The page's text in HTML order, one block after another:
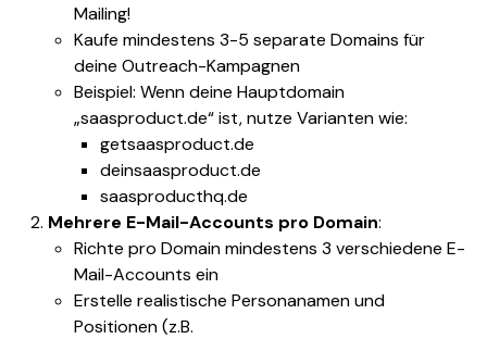
Mailing!
Kaufe mindestens 3-5 separate Domains für
deine Outreach-Kampagnen
Beispiel: Wenn deine Hauptdomain
„saasproduct.de“ ist, nutze Varianten wie:
getsaasproduct.de
deinsaasproduct.de
saasproducthq.de
Mehrere E-Mail-Accounts pro Domain:
Richte pro Domain mindestens 3 verschiedene E-
Mail-Accounts ein
Erstelle realistische Personanamen und
Positionen (z.B.